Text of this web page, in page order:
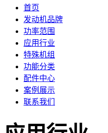
首页
发动机品牌
功率范围
应用行业
特殊机组
功能分类
配件中心
案例展示
联系我们